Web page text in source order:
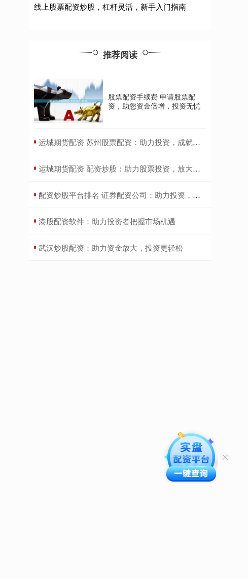
线上股票配资炒股，杠杆灵活，新手入门指南
推荐阅读
股票配资手续费 申请股票配
资，助您资金倍增，投资无忧
​运城期货配资 苏州股票配资：助力投资，成就财富梦想
​运城期货配资 配资炒股：助力股票投资，放大收益
​配资炒股平台排名 证券配资公司：助力投资，放大收益
​港股配资软件：助力投资者把握市场机遇
​武汉炒股配资：助力资金放大，投资更轻松